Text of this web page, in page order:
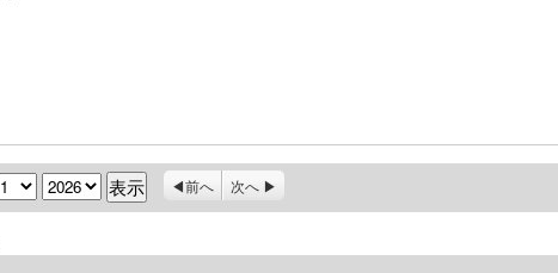
日 年 前へ 次へ